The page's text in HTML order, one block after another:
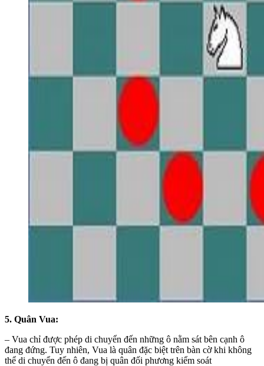
5. Quân Vua:
– Vua chỉ được phép di chuyển đến những ô nằm sát bên cạnh ô
đang đứng. Tuy nhiên, Vua là quân đặc biệt trên bàn cờ khi không
thể di chuyển đến ô đang bị quân đối phương kiểm soát